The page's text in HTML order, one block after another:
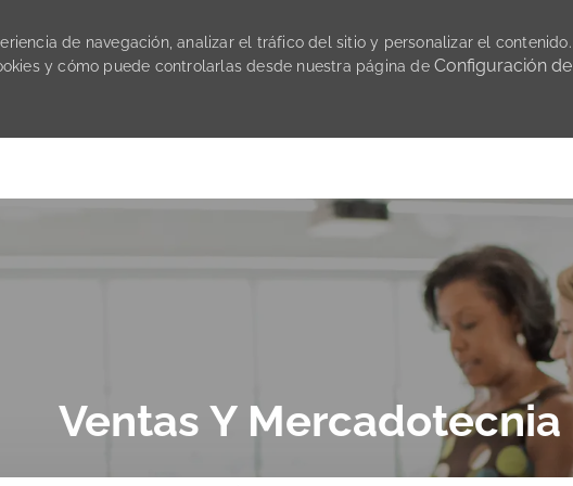
de navegación, analizar el tráfico del sitio y personalizar el contenido.
y cómo puede controlarlas desde nuestra página deConfiguración de
Ventas Y Mercadotecnia